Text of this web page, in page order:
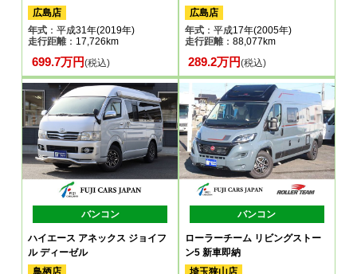
広島店
年式 ：平成31年(2019年)
走行距離：17,726km
699.7万円(税込)
広島店
年式：平成17年(2005年)
走行距離：88,077km
289.2万円(税込)
バンコン
ハイエース アネックス ジョイフ
ル ディーゼル
鳥栖店
バンコン
ローラーチーム リビングストー
ン5 新車即納
埼玉狭山店